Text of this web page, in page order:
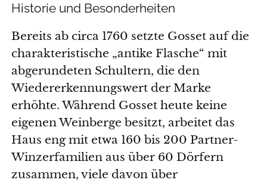
Historie und Besonderheiten
Bereits ab circa 1760 setzte Gosset auf die
charakteristische „antike Flasche“ mit
abgerundeten Schultern, die den
Wiedererkennungswert der Marke
erhöhte. Während Gosset heute keine
eigenen Weinberge besitzt, arbeitet das
Haus eng mit etwa 160 bis 200 Partner-
Winzerfamilien aus über 60 Dörfern
zusammen, viele davon über